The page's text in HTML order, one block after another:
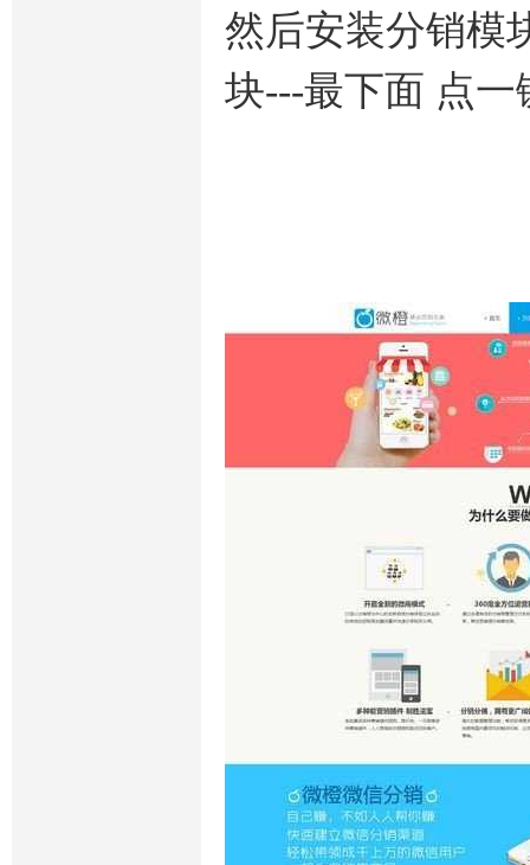
然后安装分销模
块---最下面 点